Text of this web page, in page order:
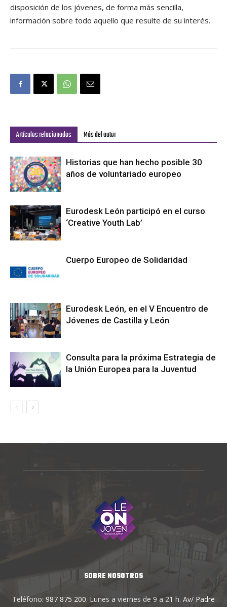
disposición de los jóvenes, de forma más sencilla,
información sobre todo aquello que resulte de su interés.
Artículos relacionados Más del autor
Historias que han hecho posible 30
años de voluntariado europeo
Eurodesk León participó en el curso
‘Creative Youth Lab’
Cuerpo Europeo de Solidaridad
Eurodesk León, en el V Encuentro de
Jóvenes de Castilla y León
Consulta para la próxima Estrategia de
la Unión Europea para la Juventud
SOBRE NOSOTROS
Teléfono: 987 875 200. Lunes a viernes de 9 a 21 h. Av/ Padre